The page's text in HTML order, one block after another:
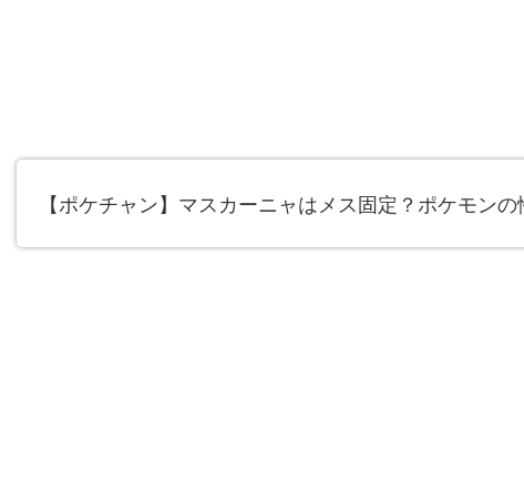
【ポケチャン】マスカーニャはメス固定？ポケモン